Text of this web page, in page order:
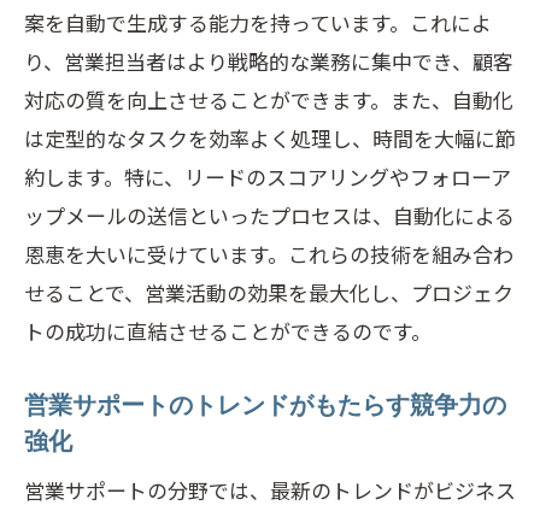
案を自動で生成する能力を持っています。これによ
り、営業担当者はより戦略的な業務に集中でき、顧客
対応の質を向上させることができます。また、自動化
は定型的なタスクを効率よく処理し、時間を大幅に節
約します。特に、リードのスコアリングやフォローア
ップメールの送信といったプロセスは、自動化による
恩恵を大いに受けています。これらの技術を組み合わ
せることで、営業活動の効果を最大化し、プロジェク
トの成功に直結させることができるのです。
営業サポートのトレンドがもたらす競争力の
強化
営業サポートの分野では、最新のトレンドがビジネス